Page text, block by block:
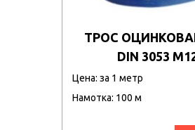
ТРОС
DIN 3053
Цена: за 1 метр
Намотка: 100 м